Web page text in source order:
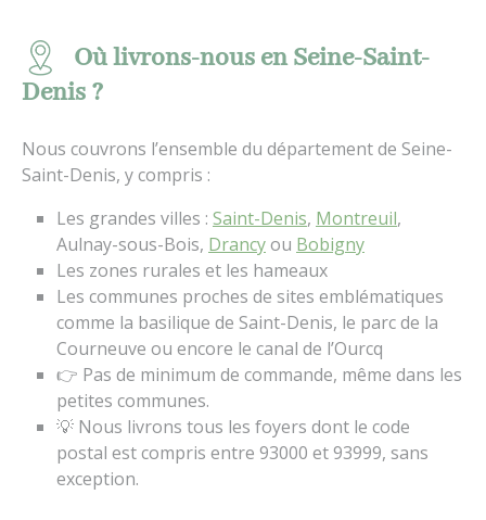
Où livrons-nous en Seine-Saint-
Denis ?
Nous couvrons l’ensemble du département de Seine-
Saint-Denis, y compris :
Les grandes villes : Saint-Denis, Montreuil,
Aulnay-sous-Bois, Drancyou Bobigny
Les zones rurales et les hameaux
Les communes proches de sites emblématiques
comme la basilique de Saint-Denis, le parc de la
Courneuve ou encore le canal de l’Ourcq
👉 Pas de minimum de commande, même dans les
petites communes.
💡 Nous livrons tous les foyers dont le code
postal est compris entre 93000 et 93999, sans
exception.